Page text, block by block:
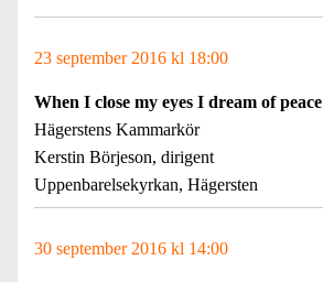
23 september 2016 kl 18:00
When I close my eyes I dream of peace
Hägerstens Kammarkör
Kerstin Börjeson, dirigent
Uppenbarelsekyrkan, Hägersten
30 september 2016 kl 14:00